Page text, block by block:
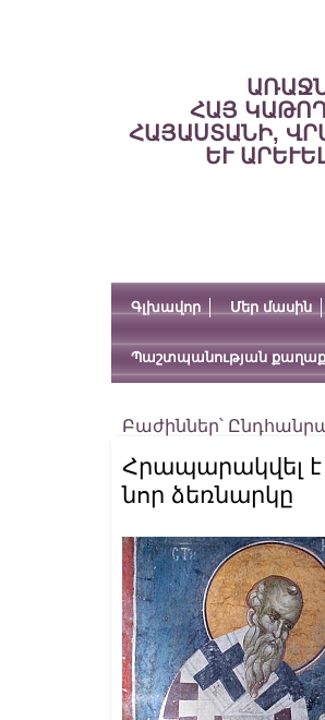
ՀԱՅ
ՀԱՅԱՍՏԱՆԻ,
ԵՒ
Գլխավոր Մեր մասին
Պաշտպանության
Բաժիններ՝
Հրապարակվել
նոր ձեռնարկը